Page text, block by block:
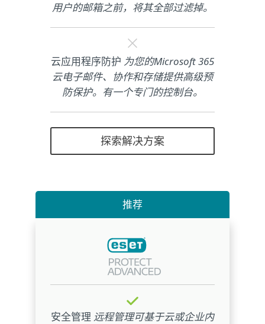
用户的邮箱之前，将其全部过滤掉。
云应用程序防护 为您的Microsoft 365
云电子邮件、协作和存储提供高级预
防保护。有一个专门的控制台。
探索解决方案
推荐
安全管理 远程管理可基于云或企业内